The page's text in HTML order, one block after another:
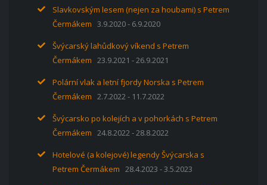
Slavkovským lesem (nejen za houbami) s Petrem
Čermákem 3.9.2020 - 6.9.2020
Švýcarský lahůdkový víkend s Petrem
Čermákem 23.9.2021 - 26.9.2021
Polární vlak a letní fjordy Norska s Petrem
Čermákem 2.7.2022 - 11.7.2022
Švýcarsko po kolejích a v pohorkách s Petrem
Čermákem 24.8.2022 - 28.8.2022
Hotelové (a kolejové) legendy Švýcarska s
Petrem Čermákem 28.4.2023 - 3.5.2023